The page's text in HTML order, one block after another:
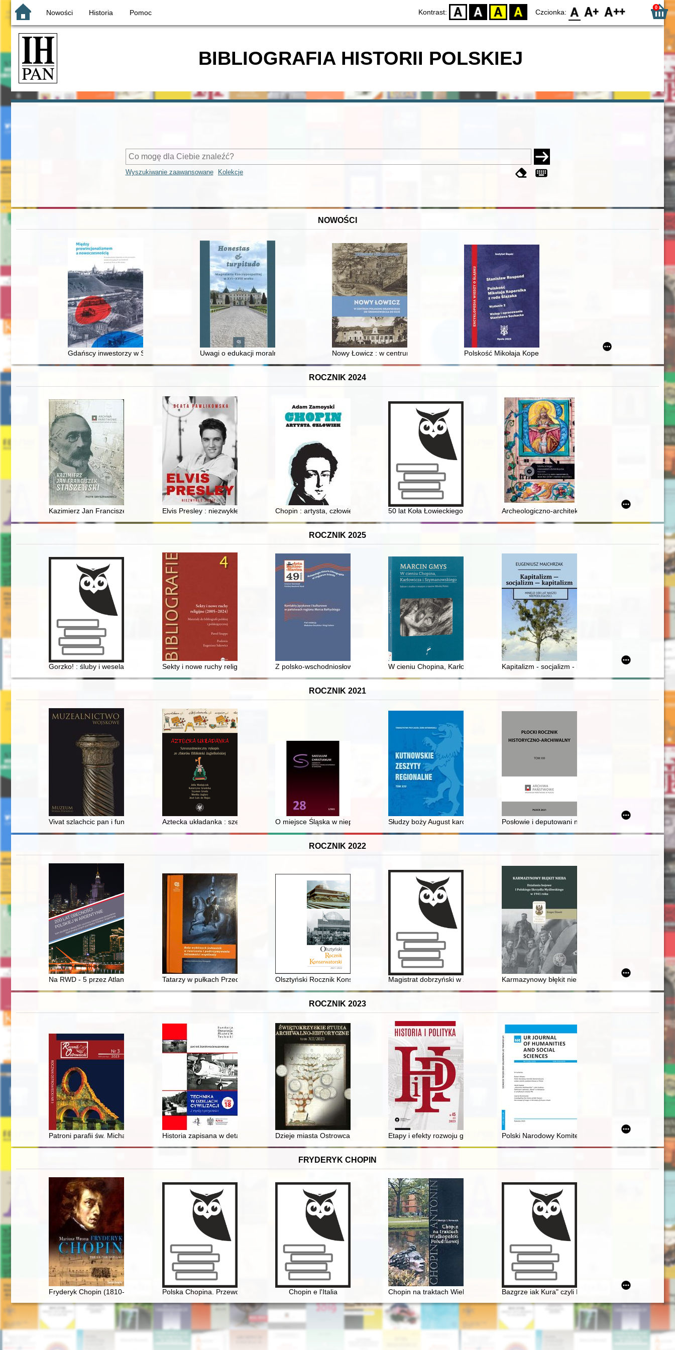
Nowości Historia Pomoc Kontrast: D BW YB BY Czcionka: F0 F1 F2 0
BIBLIOGRAFIA HISTORII POLSKIEJ
Wyszukiwanie zaawansowane Kolekcje
NOWOŚCI
Gdańscy inwestorzy w Sopocie : prestiż finansowy i towarzyski lokalnego mieszczaństwa w 2. poł. XIX w
Uwagi o edukacji moralnej synów szlacheckich w XVI-wiecznej Rzeczypospolitej
Nowy Łowicz : w centrum poligonu drawskiego od średniowiecza do dziś
Polskość Mikołaja Kopernika z rodu Ślązaka
ROCZNIK 2024
Kazimierz Jan Franciszek StaszewskiElvis Presley : niezwykłe życie Chopin : artysta, człowiek 50 lat Koła Łowieckiego Hubert Świebodzin : historia Koła i... nie tylko : praca zbiorowa
Archeologiczno-architektoniczne rozpoznanie
ROCZNIK 2025
Gorzko! : śluby i wesela : 1975-1990 = Bitter! : weddings : 1975-1990Sekty i nowe ruchy religijne (2005-2024) : materiały do bibliografii polskiej i polskojęzycznej
Z polsko-wschodniosłowiańskich kontaktów językowych : szyk przydawek klasyfikujących w polskojęzycznej prasie
W cieniu Chopina, Karłowicza i Szymanowskiego : szkice i studia o muzyce z czasów
Kapitalizm - socjalizm - kapitalizm : minęlo 100 lat
ROCZNIK 2021
Vivat szlachcic pan i fundator woyska..." : napisy i rysunki na szablach zwolenników Targowicy oraz ich naśladowców w XX wieku
Aztecka układanka : szesnastowieczny rękopis ze zbiorów Biblioteki Jagiellońskiej
O miejsce Śląska w niepodległej Polsce : kształtowanie się postaw społeczno-politycznych śląskiego duchowieństwa i nie
Słudzy boży August kard. Hlond i Stefan kard. Wyszyński : prymasi na ziemi kutnowskiej
Posłowie i deputowani na sejm z departamentu i
ROCZNIK 2022
Na RWD - 5 przez Atlantyk" : o Stanisławie Jakubie SkarżyńskimTatarzy w pułkach Przedniej Straży Wielkiego Księstwa Litewskiego i generał Józef Bielak w powstaniu kościuszkowskim 1794 roku
Olsztyński Rocznik Konserwatorski. T. 5 (2021/2022)Magistrat dobrzyński w XIX wieku i jego pierwsze zachowane pozwolenia na budowę
Karmazynowy błękit nieba : działania bojowe 1
ROCZNIK 2023
Patroni parafii św. Michała w Ostrowcu Świętokrzyskim w epoce przedrozbiorowej
Historia zapisana w detalach. O wybranych elementach wystroju kamienicy Wedlów przy ul. Szpitalnej 8 w Warszawie. History saved in detail Selected
Dzieje miasta Ostrowca Świętokrzyskiego - recenzja]Etapy i efekty rozwoju gospodarczego Włoch po II wojnie światowej do lat 90. XX w. =
Polski Narodowy Komitet Demokratyczny wobec
FRYDERYK CHOPIN
Fryderyk Chopin (1810-1849). Poeta fortepianuPolska Chopina. Przewodnik po miejscach związanych z pobytem kompozytora
Chopin e l'Italia Chopin na traktach Wielkopolski południowejBazgrze iak Kura" czyli Fryderyk Chopin i powstańcy